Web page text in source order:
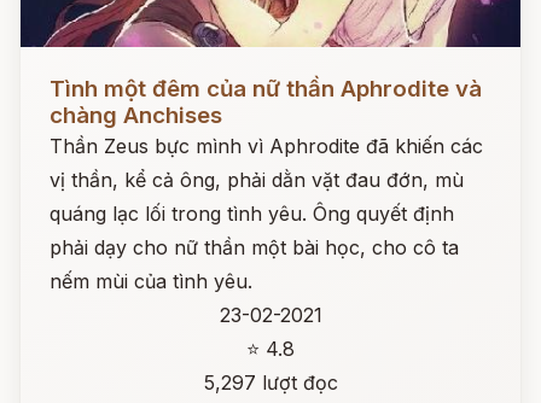
Tình một đêm của nữ thần Aphrodite và
chàng Anchises
Thần Zeus bực mình vì Aphrodite đã khiến các
vị thần, kể cả ông, phải dằn vặt đau đớn, mù
quáng lạc lối trong tình yêu. Ông quyết định
phải dạy cho nữ thần một bài học, cho cô ta
nếm mùi của tình yêu.
23-02-2021
⭐ 4.8
5,297 lượt đọc